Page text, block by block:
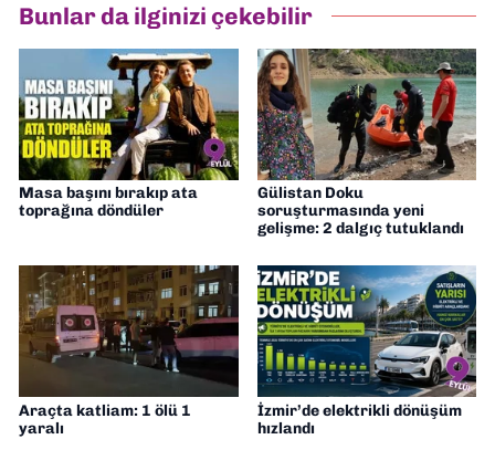
Bunlar da ilginizi çekebilir
Masa başını bırakıp ata
toprağına döndüler
Gülistan Doku
soruşturmasında yeni
gelişme: 2 dalgıç tutuklandı
Araçta katliam: 1 ölü 1
yaralı
İzmir’de elektrikli dönüşüm
hızlandı